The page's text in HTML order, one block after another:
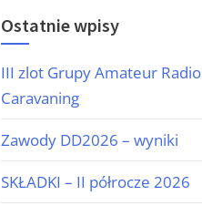
Ostatnie wpisy
III zlot Grupy Amateur Radio
Caravaning
Zawody DD2026 – wyniki
SKŁADKI – II półrocze 2026